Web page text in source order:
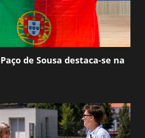
de Sousa destaca-se na